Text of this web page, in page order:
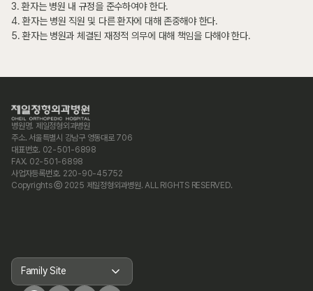
3. 환자는 병원 내 규정을 준수하여야 한다.
4. 환자는 병원 직원 및 다른 환자에 대해 존중해야 한다.
5. 환자는 병원과 체결된 재정적 의무에 대해 책임을 다해야 한다.
병원명. 제일정형외과병원
주소. 서울특별시 강남구 영동대로 706
대표번호. 02-501-6898
FAX. 02-501-6898
사업자등록번호. 220-90-45752
Copyrights ⓒ 2025 제일정형외과병원. ALL RIGHTS RESERVED.
Family Site